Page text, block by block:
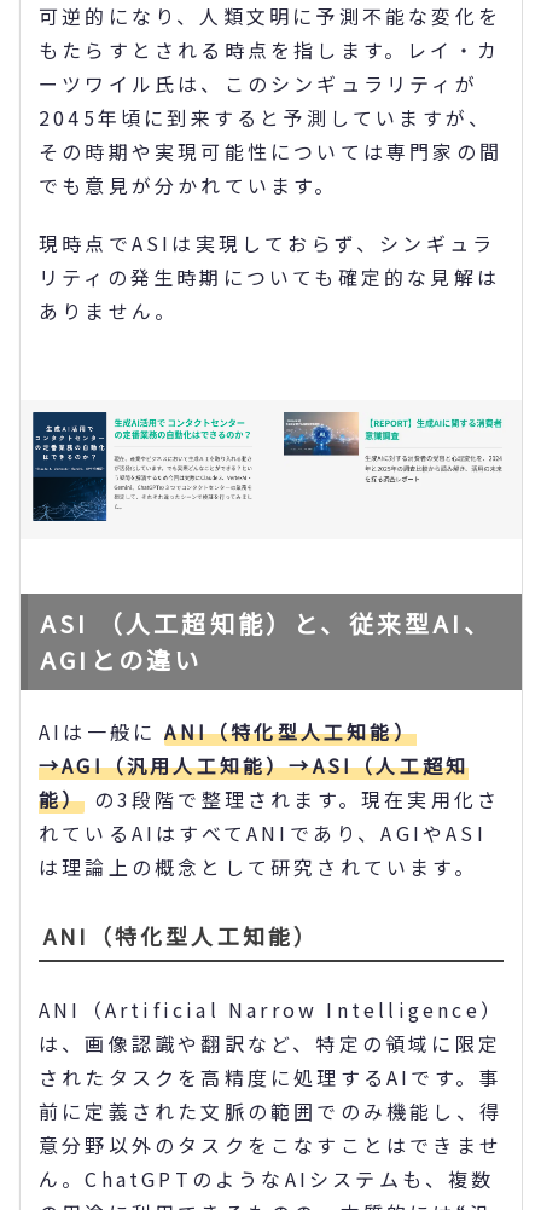
可逆的になり、人類文明に予測不能な変化を
もたらすとされる時点を指します。レイ・カ
ーツワイル氏は、このシンギュラリティが
2045年頃に到来すると予測していますが、
その時期や実現可能性については専門家の間
でも意見が分かれています。
現時点でASIは実現しておらず、シンギュラ
リティの発生時期についても確定的な見解は
ありません。
ASI （人工超知能）と、従来型AI、
AGIとの違い
AIは一般に ANI（特化型人工知能）
→AGI（汎用人工知能）→ASI（人工超知
能） の3段階で整理されます。現在実用化さ
れているAIはすべてANIであり、AGIやASI
は理論上の概念として研究されています。
ANI（特化型人工知能）
ANI（Artificial Narrow Intelligence）
は、画像認識や翻訳など、特定の領域に限定
されたタスクを高精度に処理するAIです。事
前に定義された文脈の範囲でのみ機能し、得
意分野以外のタスクをこなすことはできませ
ん。ChatGPTのようなAIシステムも、複数